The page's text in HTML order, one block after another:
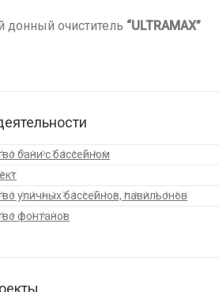
донный очиститель “ULTRAMAX”
бани с бассейном
уличных бассейнов, павильонов
фонтанов